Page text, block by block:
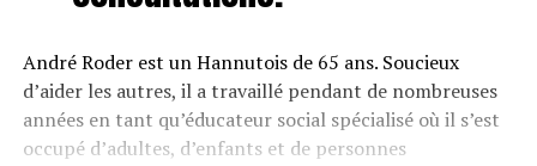
André Roder est un Hannutois de 65 ans. Soucieux
d’aider les autres, il a travaillé pendant de nombreuses
années en tant qu’éducateur social spécialisé où il s’est
occupé d’adultes, d’enfants et de personnes